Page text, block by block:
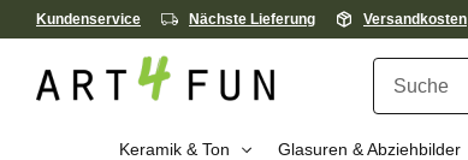
Kundenservice Nächste Lieferung Versandkosten
Keramik & Ton Glasuren & Abziehbilder